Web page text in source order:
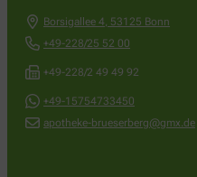
Borsigallee 4, 53125 Bonn
+49-228/25 52 00
+49-228/2 49 49 92
+49-15754733450
apotheke-brueserberg@gmx.de